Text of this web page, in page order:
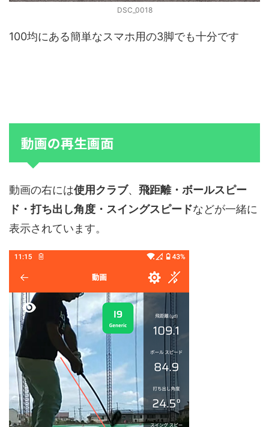
DSC_0018
100均にある簡単なスマホ用の3脚でも十分です
動画の再生画面
動画の右には使用クラブ、 飛距離・ボールスピー
ド・打ち出し角度・スイングスピードなどが一緒に
表示されています。